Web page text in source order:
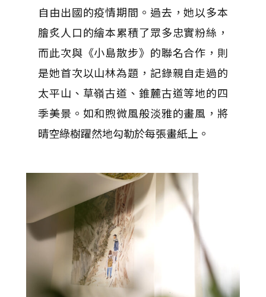
自由出國的疫情期間。過去，她以多本
膾炙人口的繪本累積了眾多忠實粉絲，
而此次與《小島散步》的聯名合作，則
是她首次以山林為題，記錄親自走過的
太平山、草嶺古道、錐麓古道等地的四
季美景。如和煦微風般淡雅的畫風，將
晴空綠樹躍然地勾勒於每張畫紙上。